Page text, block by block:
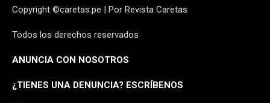
Copyright ©caretas.pe | Por Revista Caretas
Todos los derechos reservados
ANUNCIA CON NOSOTROS
¿TIENES UNA DENUNCIA? ESCRÍBENOS